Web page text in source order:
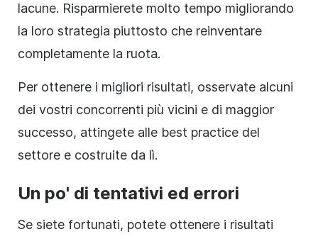
lacune. Risparmierete molto tempo migliorando
la loro strategia piuttosto che reinventare
completamente la ruota.
Per ottenere i migliori risultati, osservate alcuni
dei vostri concorrenti più vicini e di maggior
successo, attingete alle best practice del
settore e costruite da lì.
Un po' di tentativi ed errori
Se siete fortunati, potete ottenere i risultati